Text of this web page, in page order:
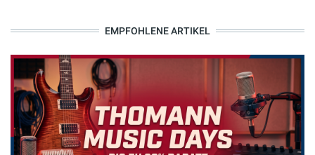
EMPFOHLENE ARTIKEL